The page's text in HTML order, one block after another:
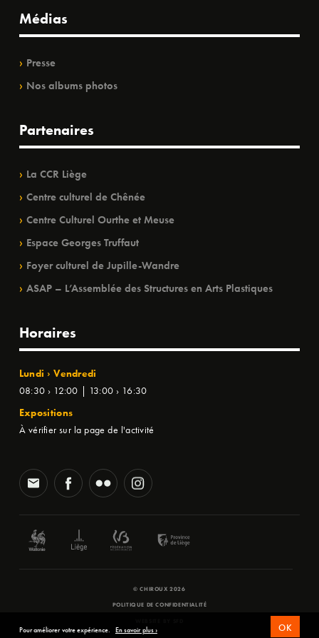
Médias
Presse
Nos albums photos
Partenaires
La CCR Liège
Centre culturel de Chênée
Centre Culturel Ourthe et Meuse
Espace Georges Truffaut
Foyer culturel de Jupille-Wandre
ASAP – L’Assemblée des Structures en Arts Plastiques
Horaires
Lundi › Vendredi
08:30 › 12:00 | 13:00 › 16:30
Expositions
À vérifier sur la page de l'activité
© CHIROUX 2026
POLITIQUE DE CONFIDENTIALITÉ
Pour améliorer votre expérience. En savoir plus › OK